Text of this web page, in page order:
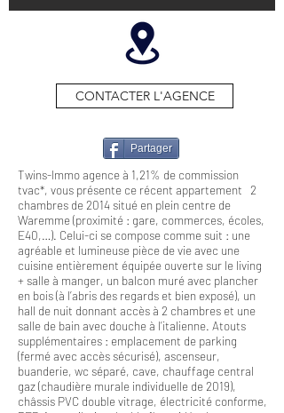
CONTACTER L'AGENCE
Partager
Twins-Immo agence à 1,21% de commission
tvac*, vous présente ce récent appartement 2
chambres de 2014 situé en plein centre de
Waremme (proximité : gare, commerces, écoles,
E40,…). Celui-ci se compose comme suit : une
agréable et lumineuse pièce de vie avec une
cuisine entièrement équipée ouverte sur le living
+ salle à manger, un balcon muré avec plancher
en bois (à l’abris des regards et bien exposé), un
hall de nuit donnant accès à 2 chambres et une
salle de bain avec douche à l’italienne. Atouts
supplémentaires : emplacement de parking
(fermé avec accès sécurisé), ascenseur,
buanderie, wc séparé, cave, chauffage central
gaz (chaudière murale individuelle de 2019),
châssis PVC double vitrage, électricité conforme,